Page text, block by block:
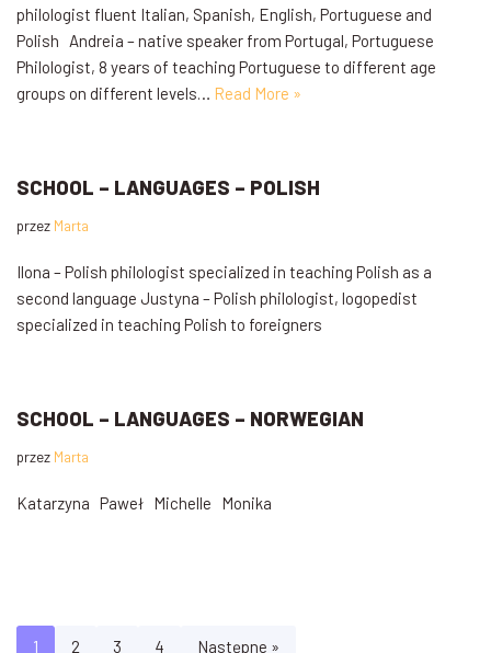
philologist fluent Italian, Spanish, English, Portuguese and
Polish Andreia – native speaker from Portugal, Portuguese
Philologist, 8 years of teaching Portuguese to different age
groups on different levels… Read More »
SCHOOL – LANGUAGES – POLISH
przez Marta
Ilona – Polish philologist specialized in teaching Polish as a
second language Justyna – Polish philologist, logopedist
specialized in teaching Polish to foreigners
SCHOOL – LANGUAGES – NORWEGIAN
przez Marta
Katarzyna Paweł Michelle Monika
1 2 3 4 Następne »